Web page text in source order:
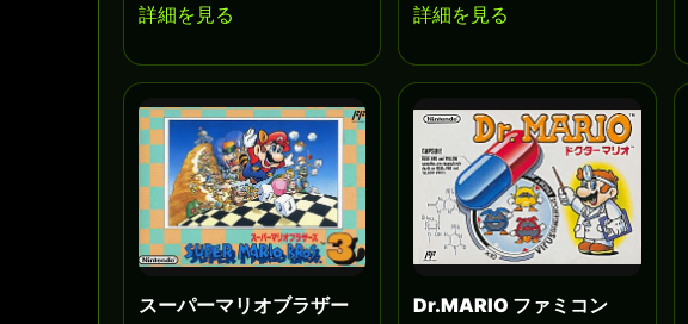
詳細を見る 詳細を見る
スーパーマリオブラザー
Dr.MARIO ファミコン